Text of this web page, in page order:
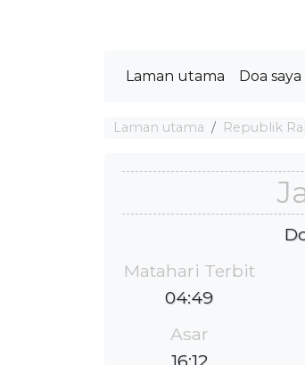
Laman utama Doa saya
Laman utama Republik
Matahari Terbit
04:49
Asar
16:12